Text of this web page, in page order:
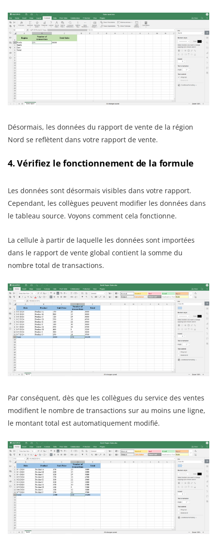
Désormais, les données du rapport de vente de la région
Nord se reflètent dans votre rapport de vente.
4. Vérifiez le fonctionnement de la formule
Les données sont désormais visibles dans votre rapport.
Cependant, les collègues peuvent modifier les données dans
le tableau source. Voyons comment cela fonctionne.
La cellule à partir de laquelle les données sont importées
dans le rapport de vente global contient la somme du
nombre total de transactions.
Par conséquent, dès que les collègues du service des ventes
modifient le nombre de transactions sur au moins une ligne,
le montant total est automatiquement modifié.